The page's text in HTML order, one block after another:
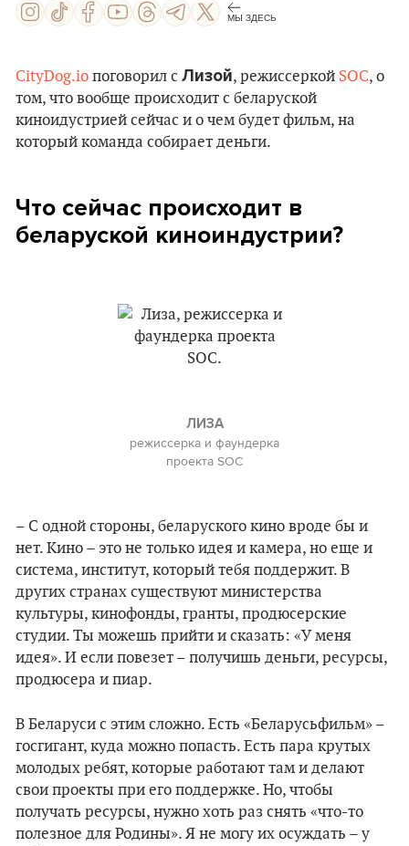
МЫ ЗДЕСЬ
CityDog.io поговорил с Лизой, режиссеркой SOC, о
том, что вообще происходит с беларуской
киноидустрией сейчас и о чем будет фильм, на
который команда собирает деньги.
Что сейчас происходит в
беларуской киноиндустрии?
ЛИЗА
режиссерка и фаундерка
проекта SOC
– С одной стороны, беларуского кино вроде бы и
нет. Кино – это не только идея и камера, но еще и
система, институт, который тебя поддержит. В
других странах существуют министерства
культуры, кинофонды, гранты, продюсерские
студии. Ты можешь прийти и сказать: «У меня
идея». И если повезет – получишь деньги, ресурсы,
продюсера и пиар.
В Беларуси с этим сложно. Есть «Беларусьфильм» –
госгигант, куда можно попасть. Есть пара крутых
молодых ребят, которые работают там и делают
свои проекты при его поддержке. Но, чтобы
получать ресурсы, нужно хоть раз снять «что-то
полезное для Родины». Я не могу их осуждать – у